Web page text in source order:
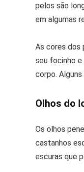
pelos são
em algumas
As cores dos
seu focinho
corpo.
Olhos do
Os olhos
castanhos
escuras que